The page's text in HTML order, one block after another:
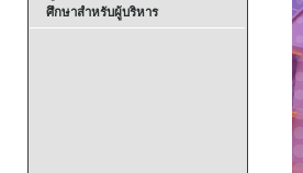
ศึกษาสำหรับผู้บริหาร